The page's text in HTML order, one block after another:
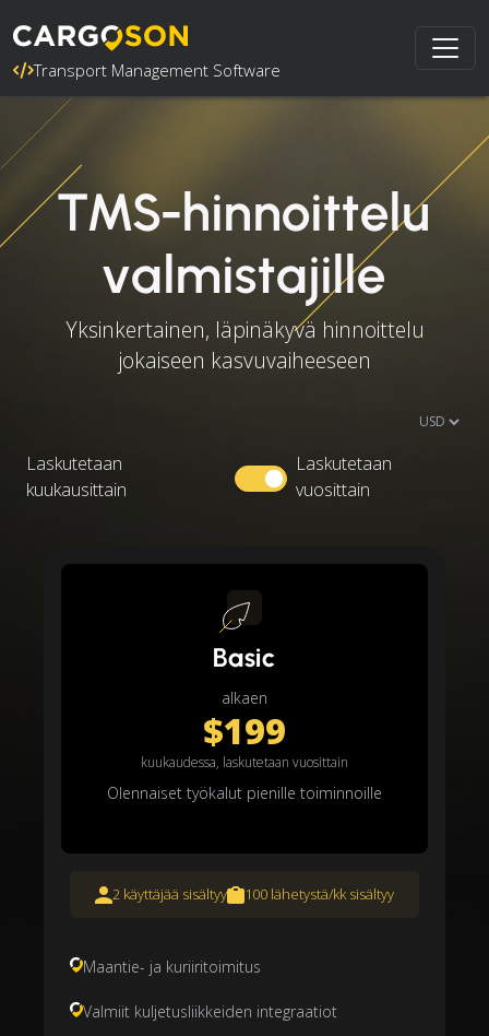
Transport Management Software
TMS-hinnoittelu
valmistajille
Yksinkertainen, läpinäkyvä hinnoittelu
jokaiseen kasvuvaiheeseen
Laskutetaan
kuukausittain
Laskutetaan
vuosittain
Basic
alkaen
$199
kuukaudessa, laskutetaan vuosittain
Olennaiset työkalut pienille toiminnoille
2 käyttäjää sisältyy 100 lähetystä/kk sisältyy
Maantie- ja kuriiritoimitus
Valmiit kuljetusliikkeiden integraatiot